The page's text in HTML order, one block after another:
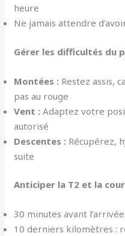
heure
Ne jamais attendre
Gérer les difficultés du
Montées : Restez assis,
pas au rouge
Vent : Adaptez votre
autorisé
Descentes : Récupérez,
suite
Anticiper la T2 et la
30 minutes avant
10 derniers kilomètres :